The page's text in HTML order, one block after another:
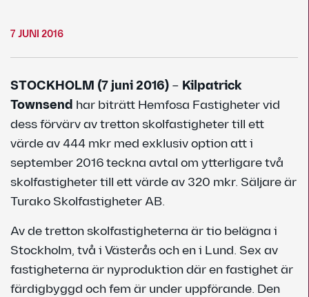
7 JUNI 2016
STOCKHOLM (7 juni 2016) – Kilpatrick
Townsend har biträtt Hemfosa Fastigheter vid
dess förvärv av tretton skolfastigheter till ett
värde av 444 mkr med exklusiv option att i
september 2016 teckna avtal om ytterligare två
skolfastigheter till ett värde av 320 mkr. Säljare är
Turako Skolfastigheter AB.
Av de tretton skolfastigheterna är tio belägna i
Stockholm, två i Västerås och en i Lund. Sex av
fastigheterna är nyproduktion där en fastighet är
färdigbyggd och fem är under uppförande. Den